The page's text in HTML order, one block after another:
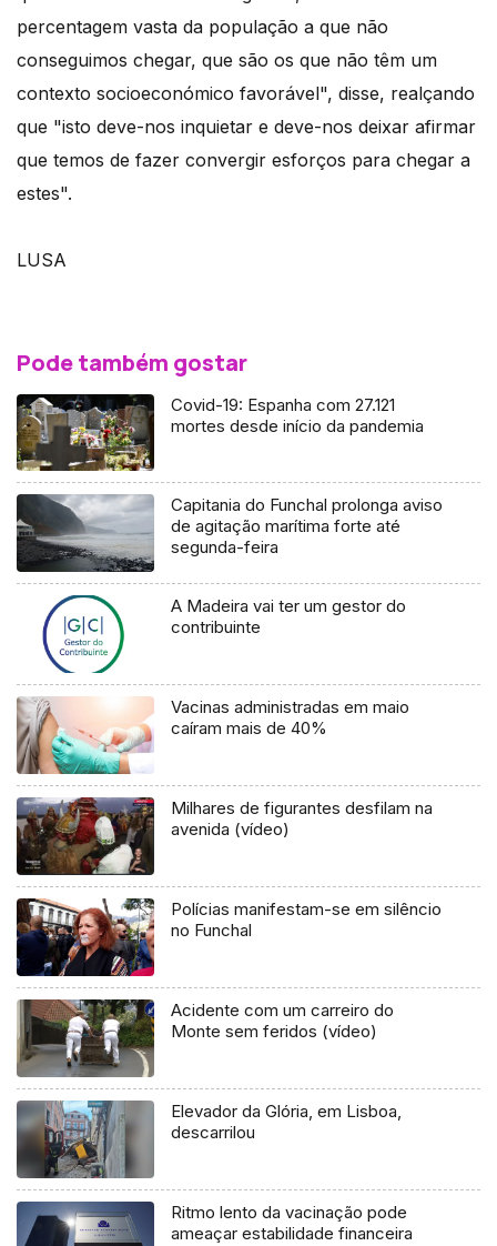
percentagem vasta da população a que não
conseguimos chegar, que são os que não têm um
contexto socioeconómico favorável", disse, realçando
que "isto deve-nos inquietar e deve-nos deixar afirmar
que temos de fazer convergir esforços para chegar a
estes".
LUSA
Pode também gostar
Covid-19: Espanha com 27.121
mortes desde início da pandemia
Capitania do Funchal prolonga aviso
de agitação marítima forte até
segunda-feira
A Madeira vai ter um gestor do
contribuinte
Vacinas administradas em maio
caíram mais de 40%
Milhares de figurantes desfilam na
avenida (vídeo)
Polícias manifestam-se em silêncio
no Funchal
Acidente com um carreiro do
Monte sem feridos (vídeo)
Elevador da Glória, em Lisboa,
descarrilou
Ritmo lento da vacinação pode
ameaçar estabilidade financeira